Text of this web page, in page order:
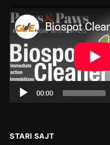
STARI SAJT